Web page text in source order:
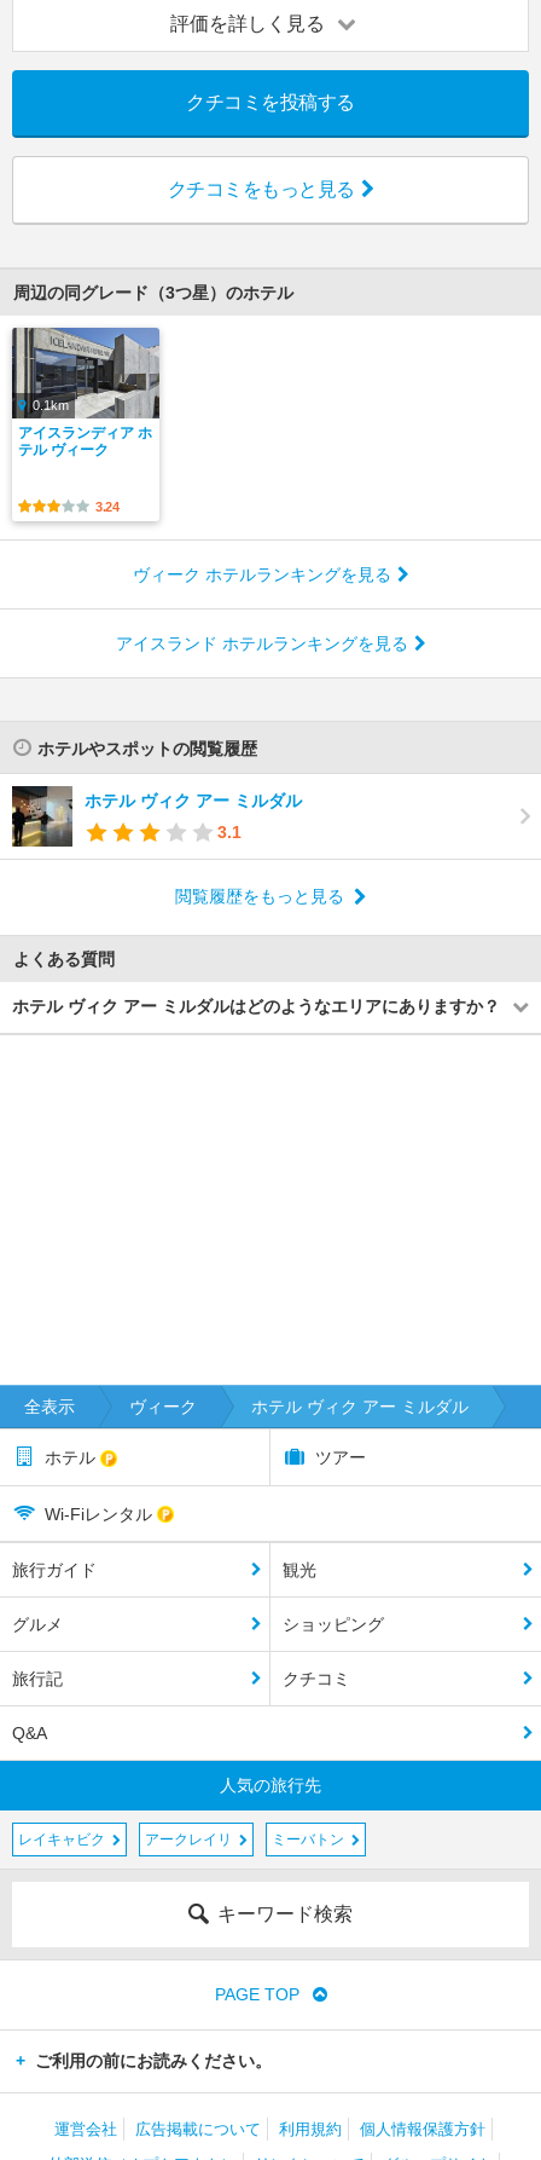
評価を詳しく見る
クチコミを投稿する
クチコミをもっと見る
周辺の同グレード（3つ星）のホテル
0.1km
アイスランディア ホ
テル ヴィーク
3.24
ヴィーク ホテルランキングを見る
アイスランド ホテルランキングを見る
ホテルやスポットの閲覧履歴
ホテル ヴィク アー ミルダル
3.1
閲覧履歴をもっと見る
よくある質問
ホテル ヴィク アー ミルダルはどのようなエリアにありますか？
全表示 ヴィーク ホテル ヴィク アー ミルダル
ホテル ツアー
Wi-Fiレンタル
旅行ガイド 観光
グルメ ショッピング
旅行記 クチコミ
Q&A
人気の旅行先
レイキャビク アークレイリ ミーバトン
キーワード検索
PAGE TOP
ご利用の前にお読みください。
運営会社 広告掲載について 利用規約
個人情報保護方針